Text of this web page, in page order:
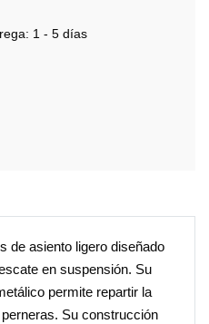
1 - 5 días
de asiento ligero diseñado
en suspensión. Su
permite repartir la
Su construcción